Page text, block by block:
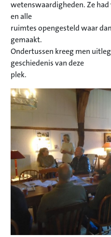
wetenswaardigheden. Ze
en alle
ruimtes opengesteld waar
gemaakt.
Ondertussen kreeg men
geschiedenis van deze
plek.